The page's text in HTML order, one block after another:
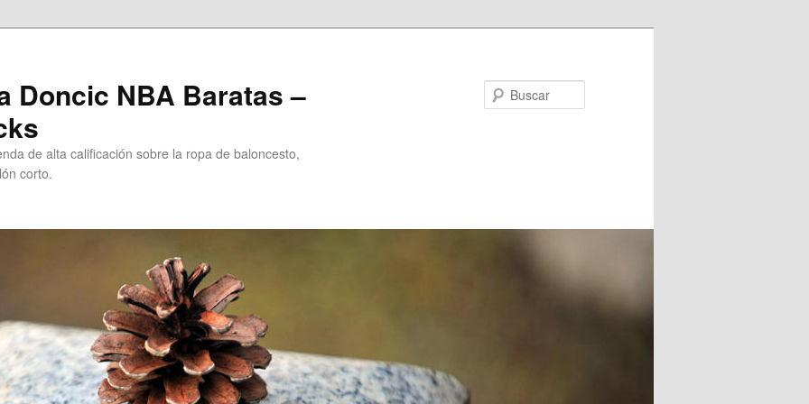
Doncic NBA Baratas –
de alta calificación sobre la ropa de baloncesto,
corto.